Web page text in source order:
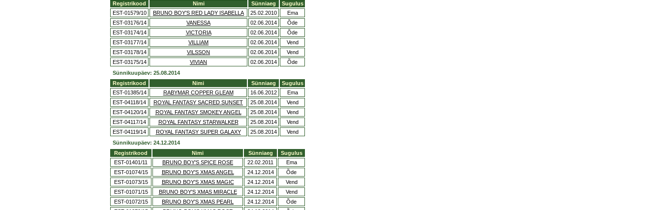
Registrikood
Nimi Sünniaeg
Sugulus
EST-01579/10
BRUNO BOY'S RED LADY ISABELLA 25.02.2010
Ema
EST-03176/14
VANESSA 02.06.2014
Õde
EST-03174/14
VICTORIA 02.06.2014
Õde
EST-03177/14
VILLIAM 02.06.2014
Vend
EST-03178/14
VILSSON 02.06.2014
Vend
EST-03175/14
VIVIAN 02.06.2014
Õde
Sünnikuupäev: 25.08.2014
Registrikood
Nimi Sünniaeg
Sugulus
EST-01385/14
RABYMAR COPPER GLEAM 16.06.2012
Ema
EST-04118/14
ROYAL FANTASY SACRED SUNSET 25.08.2014
Vend
EST-04120/14
ROYAL FANTASY SMOKEY ANGEL 25.08.2014
Vend
EST-04117/14
ROYAL FANTASY STARWALKER 25.08.2014
Vend
EST-04119/14
ROYAL FANTASY SUPER GALAXY 25.08.2014
Vend
Sünnikuupäev: 24.12.2014
Registrikood
Nimi Sünniaeg
Sugulus
EST-01401/11
BRUNO BOY'S SPICE ROSE 22.02.2011
Ema
EST-01074/15
BRUNO BOY'S XMAS ANGEL 24.12.2014
Õde
EST-01073/15
BRUNO BOY'S XMAS MAGIC 24.12.2014
Vend
EST-01071/15
BRUNO BOY'S XMAS MIRACLE 24.12.2014
Vend
EST-01072/15
BRUNO BOY'S XMAS PEARL 24.12.2014
Õde